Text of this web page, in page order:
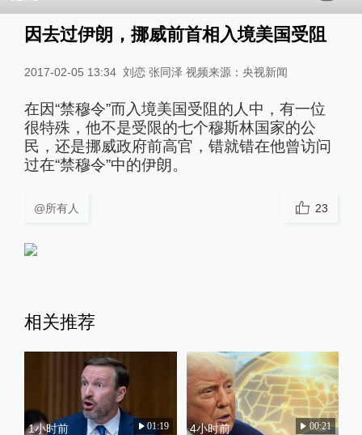
因去过伊朗，挪威前首相入境美国受阻
2017-02-05 13:34 刘恋 张同泽 视频来源：央视新闻
在因“禁穆令”而入境美国受阻的人中，有一位
很特殊，他不是受限的七个穆斯林国家的公
民，还是挪威政府前高官，错就错在他曾访问
过在“禁穆令”中的伊朗。
@所有人 23
相关推荐
1小时前 01:19 4小时前 00:21